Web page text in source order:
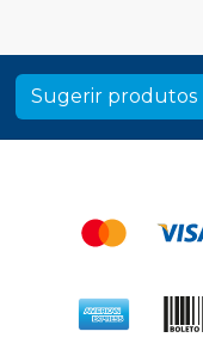
Sugerir produtos